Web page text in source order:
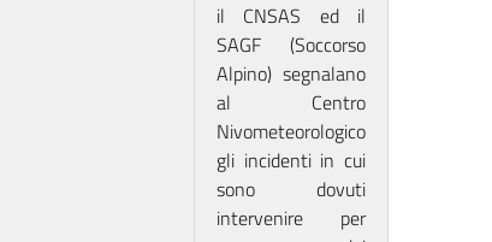
il CNSAS ed il
SAGF (Soccorso
Alpino) segnalano
al Centro
Nivometeorologico
gli incidenti in cui
sono dovuti
intervenire per